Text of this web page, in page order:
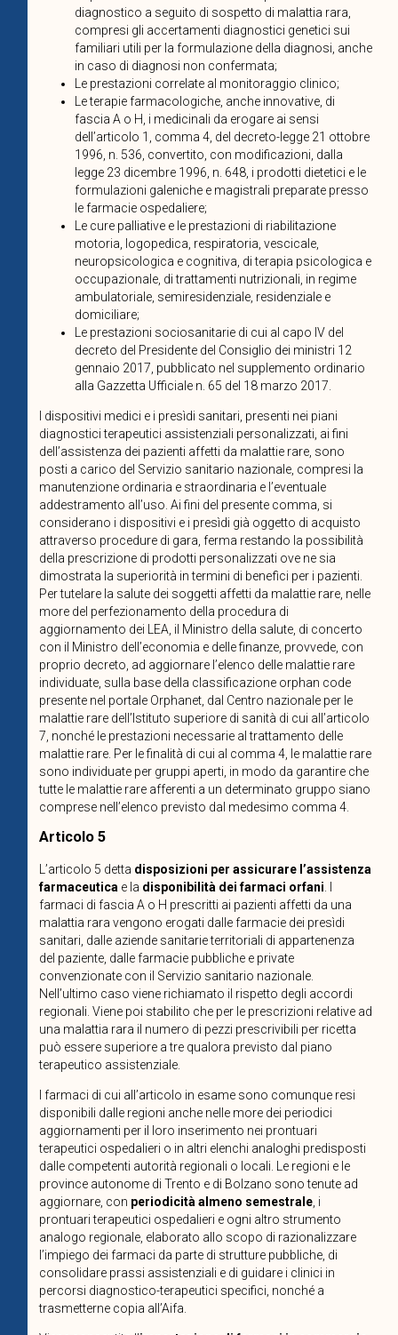
diagnostico a seguito di sospetto di malattia rara,
compresi gli accertamenti diagnostici genetici sui
familiari utili per la formulazione della diagnosi, anche
in caso di diagnosi non confermata;
Le prestazioni correlate al monitoraggio clinico;
Le terapie farmacologiche, anche innovative, di
fascia A o H, i medicinali da erogare ai sensi
dell’articolo 1, comma 4, del decreto-legge 21 ottobre
1996, n. 536, convertito, con modificazioni, dalla
legge 23 dicembre 1996, n. 648, i prodotti dietetici e le
formulazioni galeniche e magistrali preparate presso
le farmacie ospedaliere;
Le cure palliative e le prestazioni di riabilitazione
motoria, logopedica, respiratoria, vescicale,
neuropsicologica e cognitiva, di terapia psicologica e
occupazionale, di trattamenti nutrizionali, in regime
ambulatoriale, semiresidenziale, residenziale e
domiciliare;
Le prestazioni sociosanitarie di cui al capo IV del
decreto del Presidente del Consiglio dei ministri 12
gennaio 2017, pubblicato nel supplemento ordinario
alla Gazzetta Ufficiale n. 65 del 18 marzo 2017.
I dispositivi medici e i presìdi sanitari, presenti nei piani
diagnostici terapeutici assistenziali personalizzati, ai fini
dell’assistenza dei pazienti affetti da malattie rare, sono
posti a carico del Servizio sanitario nazionale, compresi la
manutenzione ordinaria e straordinaria e l’eventuale
addestramento all’uso. Ai fini del presente comma, si
considerano i dispositivi e i presìdi già oggetto di acquisto
attraverso procedure di gara, ferma restando la possibilità
della prescrizione di prodotti personalizzati ove ne sia
dimostrata la superiorità in termini di benefìci per i pazienti.
Per tutelare la salute dei soggetti affetti da malattie rare, nelle
more del perfezionamento della procedura di
aggiornamento dei LEA, il Ministro della salute, di concerto
con il Ministro dell’economia e delle finanze, provvede, con
proprio decreto, ad aggiornare l’elenco delle malattie rare
individuate, sulla base della classificazione orphan code
presente nel portale Orphanet, dal Centro nazionale per le
malattie rare dell’Istituto superiore di sanità di cui all’articolo
7, nonché le prestazioni necessarie al trattamento delle
malattie rare. Per le finalità di cui al comma 4, le malattie rare
sono individuate per gruppi aperti, in modo da garantire che
tutte le malattie rare afferenti a un determinato gruppo siano
comprese nell’elenco previsto dal medesimo comma 4.
Articolo 5
L’articolo 5 detta disposizioni per assicurare l’assistenza
farmaceuticae la disponibilità dei farmaci orfani. I
farmaci di fascia A o H prescritti ai pazienti affetti da una
malattia rara vengono erogati dalle farmacie dei presìdi
sanitari, dalle aziende sanitarie territoriali di appartenenza
del paziente, dalle farmacie pubbliche e private
convenzionate con il Servizio sanitario nazionale.
Nell’ultimo caso viene richiamato il rispetto degli accordi
regionali. Viene poi stabilito che per le prescrizioni relative ad
una malattia rara il numero di pezzi prescrivibili per ricetta
può essere superiore a tre qualora previsto dal piano
terapeutico assistenziale.
I farmaci di cui all’articolo in esame sono comunque resi
disponibili dalle regioni anche nelle more dei periodici
aggiornamenti per il loro inserimento nei prontuari
terapeutici ospedalieri o in altri elenchi analoghi predisposti
dalle competenti autorità regionali o locali. Le regioni e le
province autonome di Trento e di Bolzano sono tenute ad
aggiornare, con periodicità almeno semestrale, i
prontuari terapeutici ospedalieri e ogni altro strumento
analogo regionale, elaborato allo scopo di razionalizzare
l’impiego dei farmaci da parte di strutture pubbliche, di
consolidare prassi assistenziali e di guidare i clinici in
percorsi diagnostico-terapeutici specifici, nonché a
trasmetterne copia all’Aifa.